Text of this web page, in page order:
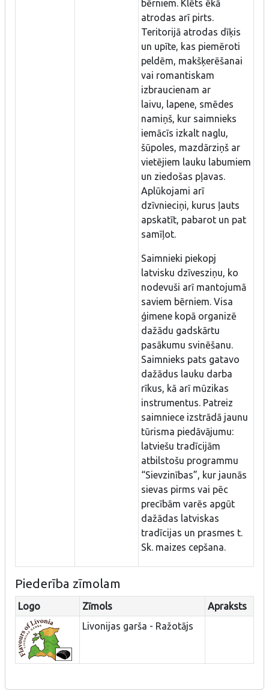
bērniem. Klēts ēkā
atrodas arī pirts.
Teritorijā atrodas dīķis
un upīte, kas piemēroti
peldēm, makšķerēšanai
vai romantiskam
izbraucienam ar
laivu, lapene, smēdes
namiņš, kur saimnieks
iemācīs izkalt naglu,
šūpoles, mazdārziņš ar
vietējiem lauku labumiem
un ziedošas pļavas.
Aplūkojami arī
dzīvnieciņi, kurus ļauts
apskatīt, pabarot un pat
samīļot.
Saimnieki piekopj
latvisku dzīvesziņu, ko
nodevuši arī mantojumā
saviem bērniem. Visa
ģimene kopā organizē
dažādu gadskārtu
pasākumu svinēšanu.
Saimnieks pats gatavo
dažādus lauku darba
rīkus, kā arī mūzikas
instrumentus. Patreiz
saimniece izstrādā jaunu
tūrisma piedāvājumu:
latviešu tradīcijām
atbilstošu programmu
“Sievzinības”, kur jaunās
sievas pirms vai pēc
precībām varēs apgūt
dažādas latviskas
tradīcijas un prasmes t.
Sk. maizes cepšana.
Piederība zīmolam
Logo Zīmols
Apraksts
Livonijas garša - Ražotājs